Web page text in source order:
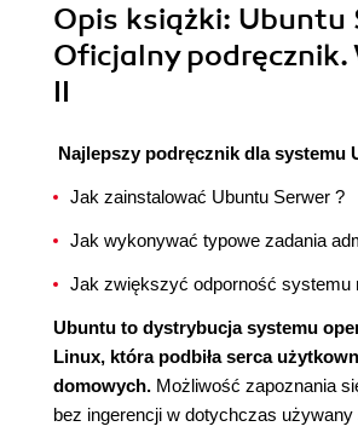
Opis książki: Ubuntu
Oficjalny podręcznik.
II
Najlepszy podręcznik dla systemu
Jak zainstalować Ubuntu Serwer ?
Jak wykonywać typowe zadania
Jak zwiększyć odporność systemu
Ubuntu to dystrybucja systemu
Linux, która podbiła serca
domowych. Możliwość zapoznania
bez ingerencji w dotychczas